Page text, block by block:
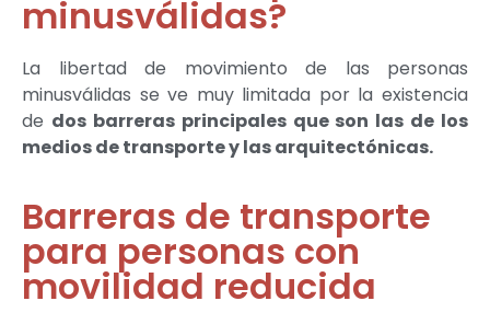
minusválidas?
La libertad de movimiento de las personas
minusválidas se ve muy limitada por la existencia
de dos barreras principales que son las de los
medios de transporte y las arquitectónicas.
Barreras de transporte
para personas con
movilidad reducida